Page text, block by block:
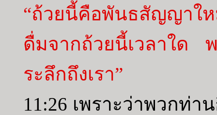
“ถ้วยนี้คือพันธสัญญาใ
ดื่มจากถ้วยนี้เวลาใด
ระลึกถึงเรา”
11:26 เพราะว่าพวกท่